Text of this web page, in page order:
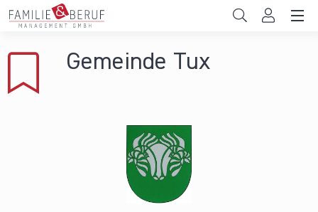
Direkt zum Inhalt
Gemeinden
Gemeinde Tux